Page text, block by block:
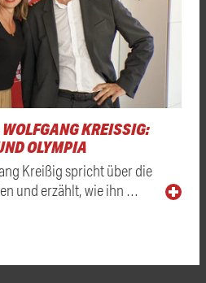
KREISSIG: Z
OLYMPIA
Kreißig spricht über die
und erzählt, wie ihn …